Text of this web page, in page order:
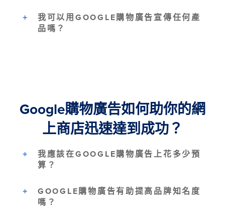
我可以用GOOGLE購物廣告宣傳任何產
品嗎？
Google購物廣告如何助你的網
上商店迅速達到成功？
我應該在GOOGLE購物廣告上花多少預
算？
GOOGLE購物廣告有助提高品牌知名度
嗎？